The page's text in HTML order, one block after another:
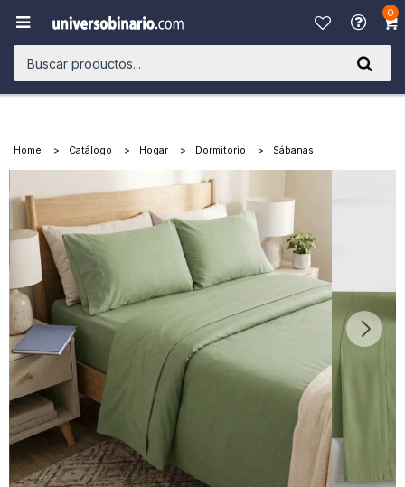
0

Home Catálogo Hogar Dormitorio Sábanas